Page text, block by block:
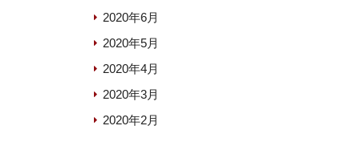
2020年6月
2020年5月
2020年4月
2020年3月
2020年2月